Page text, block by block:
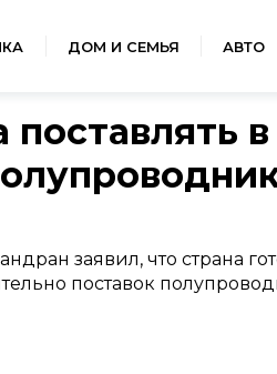
ДОМ И СЕМЬЯ АВТО
поставлять
заявил, что страна
поставок